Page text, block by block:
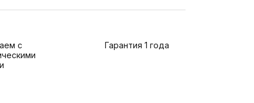
с
Гарантия 1 года